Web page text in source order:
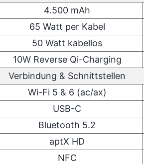
4.500 mAh
65 Watt per Kabel
50 Watt kabellos
10W Reverse Qi-Charging
Verbindung & Schnittstellen
Wi-Fi 5 & 6 (ac/ax)
USB-C
Bluetooth 5.2
aptX HD
NFC